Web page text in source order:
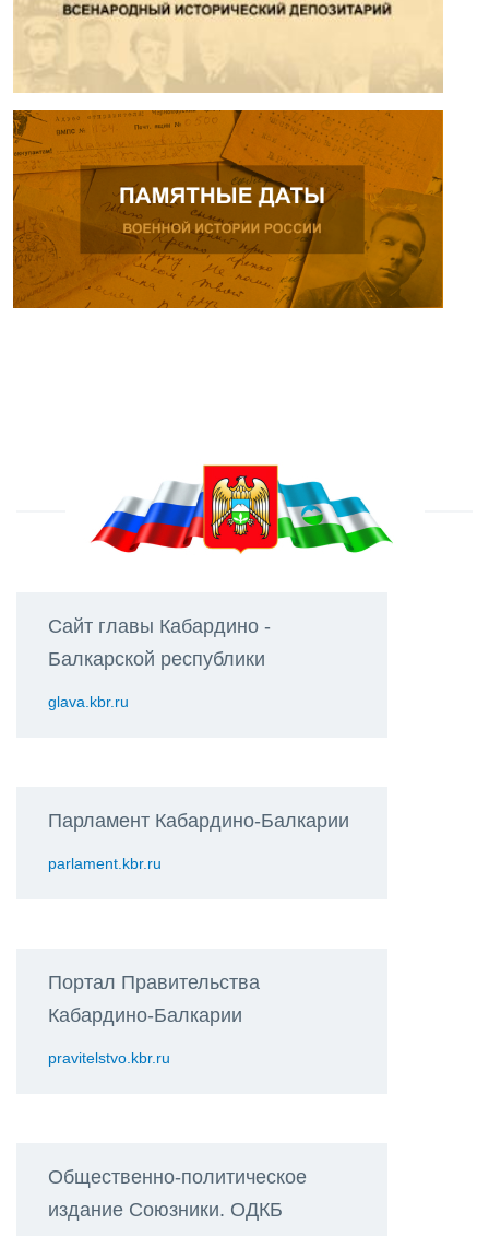
Сайт главы Кабардино -
Балкарской республики
glava.kbr.ru
Парламент Кабардино-Балкарии
parlament.kbr.ru
Портал Правительства
Кабардино-Балкарии
pravitelstvo.kbr.ru
Общественно-политическое
издание Союзники. ОДКБ